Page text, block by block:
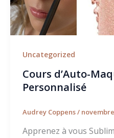
Uncategorized
Cours d’Auto-
Personnalisé
Audrey Coppens/
Apprenez à vous